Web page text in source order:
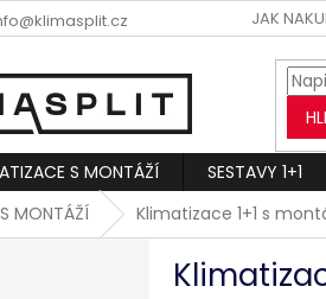
JAK
S MONTÁŽÍ SESTAVY 1+1
MONTÁŽÍ Klimatizace 1+1 s